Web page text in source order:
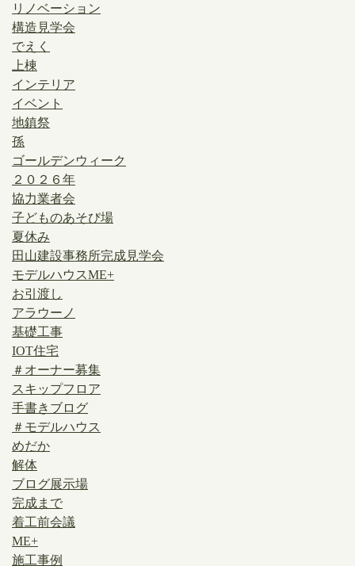
リノベーション
構造見学会
でえく
上棟
インテリア
イベント
地鎮祭
孫
ゴールデンウィーク
２０２６年
協力業者会
子どものあそび場
夏休み
田山建設事務所完成見学会
モデルハウスME+
お引渡し
アラウーノ
基礎工事
IOT住宅
＃オーナー募集
スキップフロア
手書きブログ
＃モデルハウス
めだか
解体
ブログ展示場
完成まで
着工前会議
ME+
施工事例